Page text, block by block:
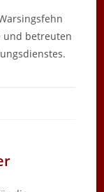
und betreuten